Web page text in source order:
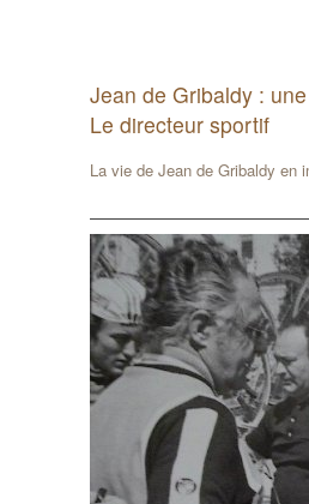
Jean de Gribaldy :
Le directeur sportif
La vie de Jean de Gribaldy en